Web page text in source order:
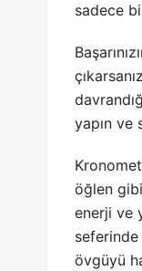
sadece
yapın ve
öğlen
enerji ve
övgüyü